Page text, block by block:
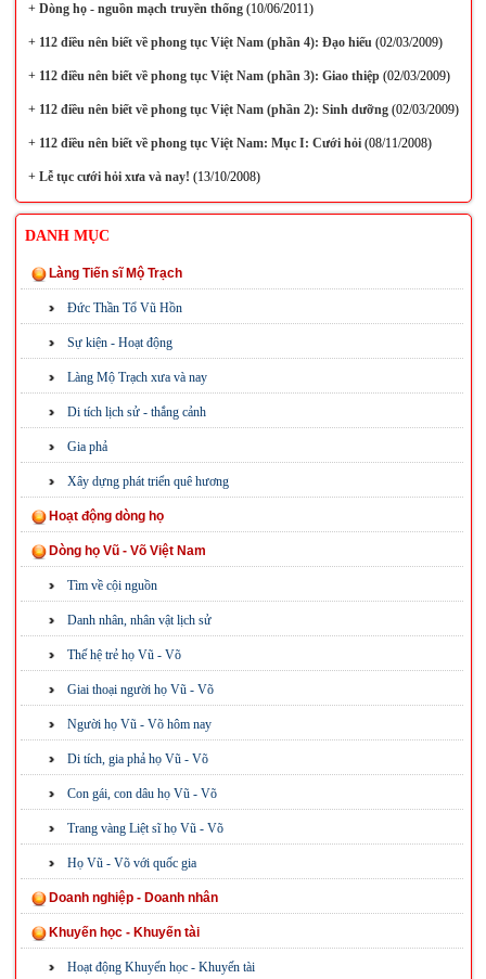
+Dòng họ - nguồn mạch truyền thống(10/06/2011)
+112 điều nên biết về phong tục Việt Nam (phần 4): Đạo hiếu(02/03/2009)
+112 điều nên biết về phong tục Việt Nam (phần 3): Giao thiệp(02/03/2009)
+112 điều nên biết về phong tục Việt Nam (phần 2): Sinh dưỡng(02/03/2009)
+112 điều nên biết về phong tục Việt Nam: Mục I: Cưới hỏi(08/11/2008)
+Lễ tục cưới hỏi xưa và nay! (13/10/2008)
DANH MỤC
Làng Tiến sĩ Mộ Trạch
Đức Thần Tổ Vũ Hồn
Sự kiện - Hoạt động
Làng Mộ Trạch xưa và nay
Di tích lịch sử - thắng cảnh
Gia phả
Xây dựng phát triển quê hương
Hoạt động dòng họ
Dòng họ Vũ - Võ Việt Nam
Tìm về cội nguồn
Danh nhân, nhân vật lịch sử
Thế hệ trẻ họ Vũ - Võ
Giai thoại người họ Vũ - Võ
Người họ Vũ - Võ hôm nay
Di tích, gia phả họ Vũ - Võ
Con gái, con dâu họ Vũ - Võ
Trang vàng Liệt sĩ họ Vũ - Võ
Họ Vũ - Võ với quốc gia
Doanh nghiệp - Doanh nhân
Khuyến học - Khuyến tài
Hoạt động Khuyến học - Khuyến tài